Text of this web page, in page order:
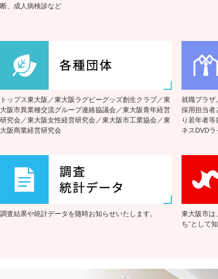
トピックス 26.07.30
＜8月1日より利率
トピックス 26.07.30
IT化・デジタル化
開設中！
調査・統計データ 26.07.30 『東大阪市内企業
イベント 26.07.29
【2026年9月30日
断、成人病検診など
トップス東大阪／東大阪ラグビーグッズ創生クラブ／東
大阪市異業種交流グループ連絡協議会／東大阪青年経営
研究会／東大阪女性経営研究会／東大阪市工業協会／東
大阪商業経営研究会
就職プラザ
採用担当者
り若年者
ネスDVD
調査結果や統計データを随時お知らせいたします。
東大阪市は
ち”として